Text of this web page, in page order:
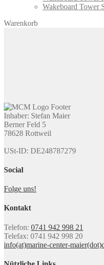
Wakeboard Tower
Warenkorb
Inhaber: Stefan Maier
Berner Feld 5
78628 Rottweil
USt-ID: DE248787279
Social
Folge uns!
Kontakt
Telefon: 0741 942 998 21
Telefax: 0741 942 998 20
info(at)marine-center-